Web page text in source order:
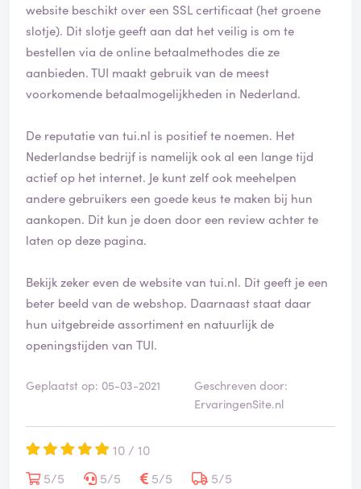
website beschikt over een SSL certificaat (het groene
slotje). Dit slotje geeft aan dat het veilig is om te
bestellen via de online betaalmethodes die ze
aanbieden. TUI maakt gebruik van de meest
voorkomende betaalmogelijkheden in Nederland.
De reputatie van tui.nl is positief te noemen. Het
Nederlandse bedrijf is namelijk ook al een lange tijd
actief op het internet. Je kunt zelf ook meehelpen
andere gebruikers een goede keus te maken bij hun
aankopen. Dit kun je doen door een review achter te
laten op deze pagina.
Bekijk zeker even de website van tui.nl. Dit geeft je een
beter beeld van de webshop. Daarnaast staat daar
hun uitgebreide assortiment en natuurlijk de
openingstijden van TUI.
Geplaatst op: 05-03-2021
Geschreven door:
ErvaringenSite.nl
10 / 10
5/5
5/5 5/5
5/5